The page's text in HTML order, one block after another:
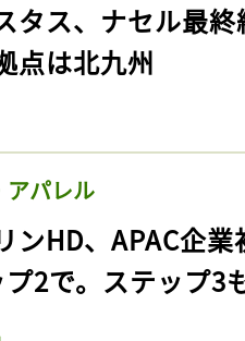
タス、ナセル最
点は北九州
アパレル
ンHD、APAC企
2で。ステップ3